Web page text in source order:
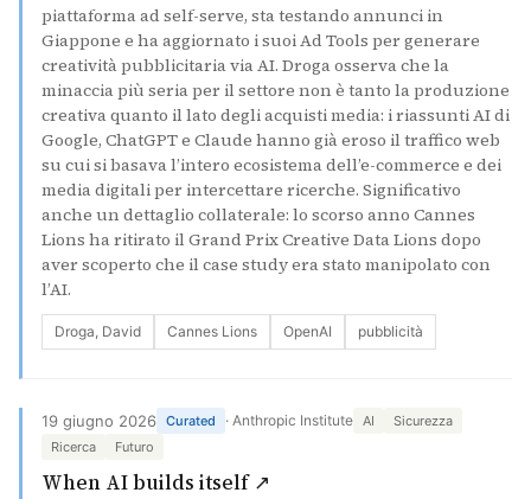
piattaforma ad self-serve, sta testando annunci in
Giappone e ha aggiornato i suoi Ad Tools per generare
creatività pubblicitaria via AI. Droga osserva che la
minaccia più seria per il settore non è tanto la produzione
creativa quanto il lato degli acquisti media: i riassunti AI di
Google, ChatGPT e Claude hanno già eroso il traffico web
su cui si basava l’intero ecosistema dell’e-commerce e dei
media digitali per intercettare ricerche. Significativo
anche un dettaglio collaterale: lo scorso anno Cannes
Lions ha ritirato il Grand Prix Creative Data Lions dopo
aver scoperto che il case study era stato manipolato con
l’AI.
Droga, David Cannes Lions OpenAI pubblicità
19 giugno 2026 Curated · Anthropic Institute AI
Sicurezza
Ricerca
Futuro
When AI builds itself ↗